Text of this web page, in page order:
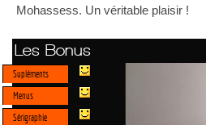
Mohassess. Un véritable plaisir !
Les Bonus
Supléments
Menus
Sérigraphie